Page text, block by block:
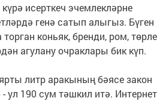
исерткеч эчемлекләрне
генә сатып алыгыз. Бүген
коньяк, бренди, ром, төрле
агулану очраклары бик күп.
литр аракының бәясе закон
ул 190 сум тәшкил итә. Интернет